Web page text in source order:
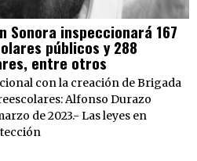
Sonora inspeccionará 167
públicos y 288
entre otros
con la creación de Brigada
Alfonso Durazo
de 2023.- Las leyes en